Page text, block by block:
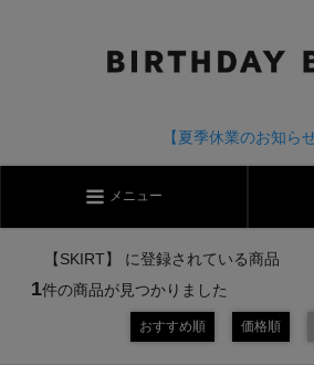
【夏季休業のお知らせ
メニュー
【SKIRT】 に登録されている商品
1件の商品が見つかりました
おすすめ順 価格順